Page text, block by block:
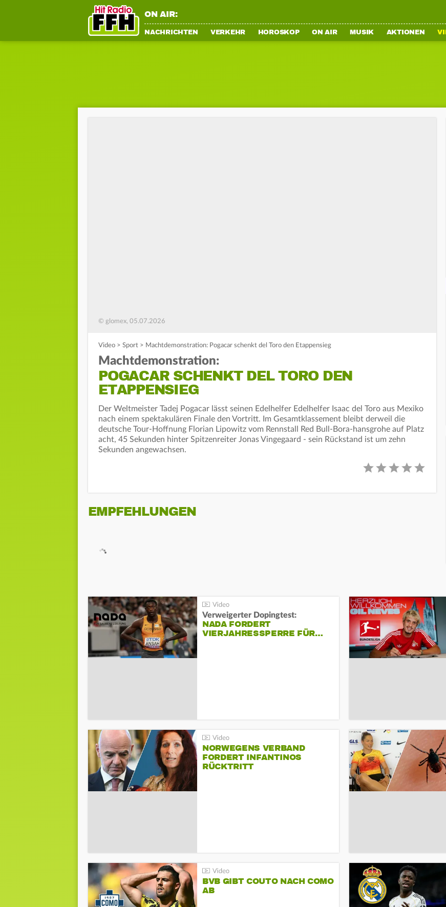
ON AIR:
NACHRICHTEN VERKEHR HOROSKOP ON AIR MUSIK AKTIONEN
© glomex, 05.07.2026
Video > Sport > Machtdemonstration: Pogacar schenkt del Toro den Etappensieg
Machtdemonstration:
POGACAR SCHENKT DEL TORO DEN
ETAPPENSIEG
Der Weltmeister Tadej Pogacar lässt seinen Edelhelfer Edelhelfer Isaac del Toro aus Mexiko
nach einem spektakulären Finale den Vortritt. Im Gesamtklassement bleibt derweil die
deutsche Tour-Hoffnung Florian Lipowitz vom Rennstall Red Bull-Bora-hansgrohe auf Platz
acht, 45 Sekunden hinter Spitzenreiter Jonas Vingegaard - sein Rückstand ist um zehn
Sekunden angewachsen.
EMPFEHLUNGEN
Verweigerter Dopingtest:
NADA FORDERT
VIERJAHRESSPERRE FÜR…
NORWEGENS VERBAND
FORDERT INFANTINOS
RÜCKTRITT
BVB GIBT COUTO NACH COMO
AB